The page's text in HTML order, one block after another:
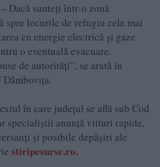
Dacă sunteți într-o zonă
spre locurile de refugiu cele mai
cu energie electrică și gaze
o eventuală evacuare.
de autorități”, se arată în
Dâmbovița.
în care județul se află sub Cod
specialiștii anunță viituri rapide,
și posibile depășiri ale
stiripesurse.ro.